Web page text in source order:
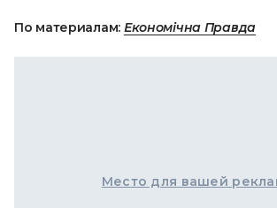
По материалам: Економічна Правда
Место для вашей